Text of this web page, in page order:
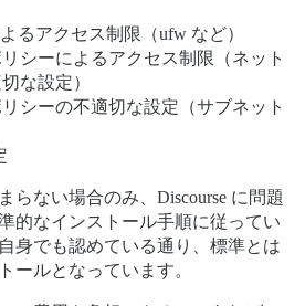
るアクセス制限（ufw など）
シーによるアクセス制限（ネット
な設定）
シーの不適切な設定（サブネット
らない場合のみ、Discourse に問題
的なインストール手順に従ってい
身でも認めている通り、標準とは
ールとなっています。